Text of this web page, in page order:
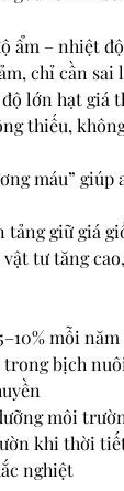
ẩm – nhiệt
chỉ cần sai
lớn hạt giá
thiếu,
máu”
tảng giữ giá
tư tăng
mỗi năm
trong bịch
môi
khi thời
nghiệt